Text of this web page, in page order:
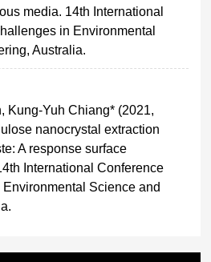
media. 14th International
in Environmental
Australia.
Kung-Yuh Chiang* (2021,
nanocrystal extraction
A response surface
International Conference
Science and